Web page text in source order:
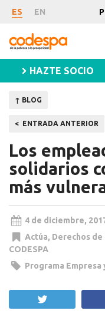
Noticia
ES EN
CODESPA
HAZTE SOCIO
↑ BLOG
de
entradas
ENTRADA ANTERIOR
Los
solidarios
más
4 de diciembre,
Actúa, Derechos de
CODESPA
Programa Empresa